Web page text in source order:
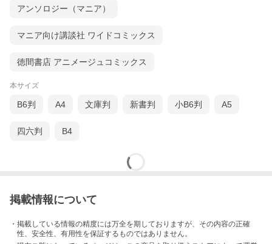
アンソロジー（マニア）
マニア向け講談社 ワイドコミックス
徳間書店 アニメージュコミックス
本サイズ
B6判 A4 文庫判 新書判 小B6判 A5
四六判 B4
掲載情報について
・掲載している情報の精度には万全を期しておりますが、その内容の正確
性、安全性、有用性を保証するものではありません。